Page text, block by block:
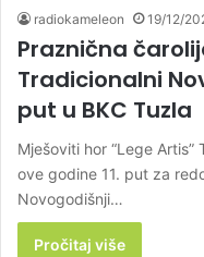
radiokameleon 19/12/
Praznična
Tradicionalni
put u BKC Tuzla
Mješoviti hor “Lege
ove godine 11. put za
Novogodišnji…
Pročitaj više